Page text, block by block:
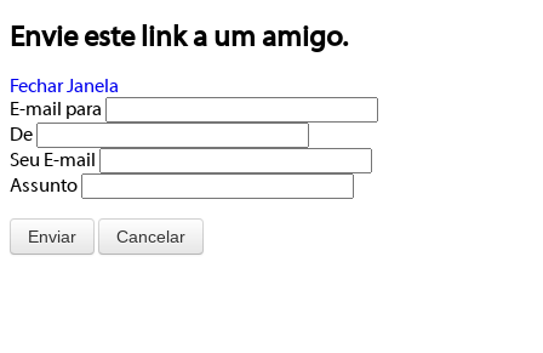
Envie este link a um amigo.
Fechar Janela
E-mail para
De
Seu E-mail
Assunto
Enviar Cancelar